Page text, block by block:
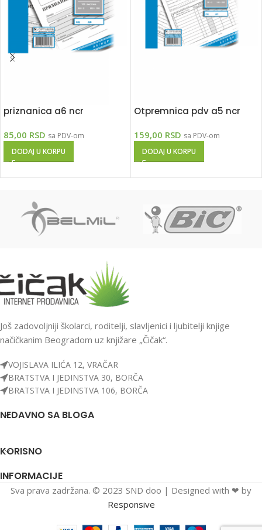
priznanica a6 ncr
85,00 RSD sa PDV-om
DODAJ U KORPU
Otpremnica pdv a5 ncr
159,00 RSD sa PDV-om
DODAJ U KORPU
Još zadovoljniji školarci, roditelji, slavljenici i ljubitelji knjige
načičkanim Beogradom uz knjižare „Čičak“.
VOJISLAVA ILIĆA 12, VRAČAR
BRATSTVA I JEDINSTVA 30, BORČA
BRATSTVA I JEDINSTVA 106, BORČA
NEDAVNO SA BLOGA
KORISNO
INFORMACIJE
Sva prava zadržana. © 2023 SND doo | Designed with ❤ by
Responsive